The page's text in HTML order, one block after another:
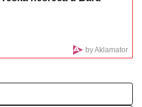
by Aklamator